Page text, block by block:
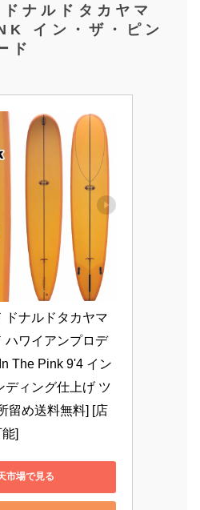
ナルドタカヤマ
イン・ザ・ピン
ド
ドナルドタカヤマ
ハワイアンプロデ
The Pink 9'4 イン
ディング仕上げ ツ
留め送料無料] [店
]
市場で見る